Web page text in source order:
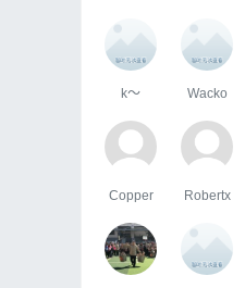
k～ Wacko
Copper Robertx